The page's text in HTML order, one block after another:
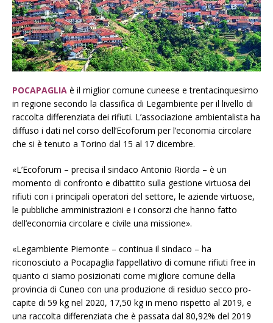
POCAPAGLIA è il miglior comune cuneese e trentacinquesimo
in regione secondo la classifica di Legambiente per il livello di
raccolta differenziata dei rifiuti. L’associazione ambientalista ha
diffuso i dati nel corso dell’Ecoforum per l’economia circolare
che si è tenuto a Torino dal 15 al 17 dicembre.
«L’Ecoforum – precisa il sindaco Antonio Riorda – è un
momento di confronto e dibattito sulla gestione virtuosa dei
rifiuti con i principali operatori del settore, le aziende virtuose,
le pubbliche amministrazioni e i consorzi che hanno fatto
dell’economia circolare e civile una missione».
«Legambiente Piemonte – continua il sindaco – ha
riconosciuto a Pocapaglia l’appellativo di comune rifiuti free in
quanto ci siamo posizionati come migliore comune della
provincia di Cuneo con una produzione di residuo secco pro-
capite di 59 kg nel 2020, 17,50 kg in meno rispetto al 2019, e
una raccolta differenziata che è passata dal 80,92% del 2019